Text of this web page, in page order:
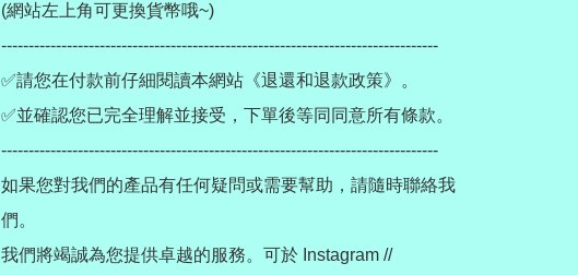
(網站左上角可更換貨幣哦~)
--------------------------------------------------------------------------------
✅請您在付款前仔細閱讀本網站《退還和退款政策》。
✅並確認您已完全理解並接受，下單後等同同意所有條款。
--------------------------------------------------------------------------------
如果您對我們的產品有任何疑問或需要幫助，請隨時聯絡我
們。
我們將竭誠為您提供卓越的服務。可於 Instagram //